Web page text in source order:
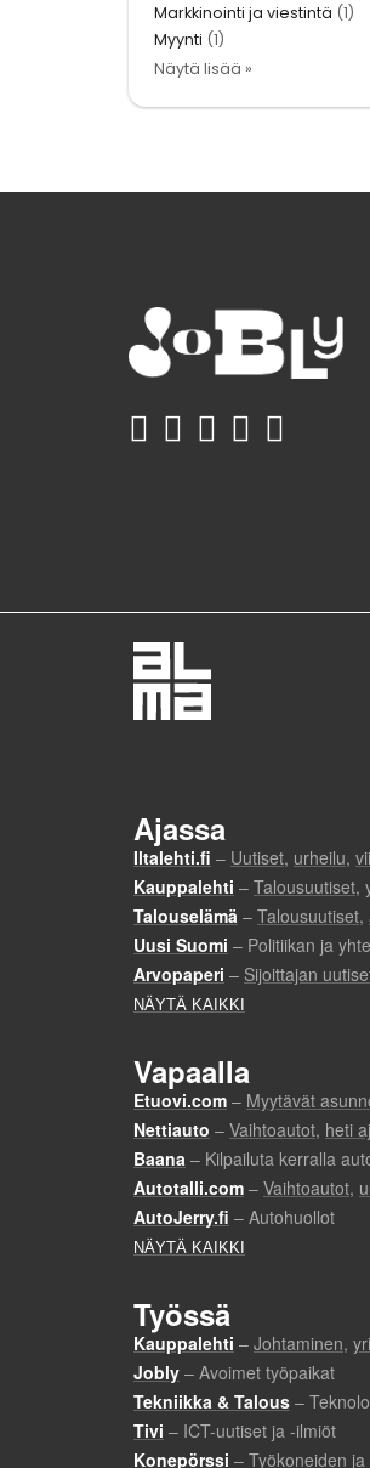
Markkinointi ja viestintä (1)
Myynti (1)
Näytä lisää »